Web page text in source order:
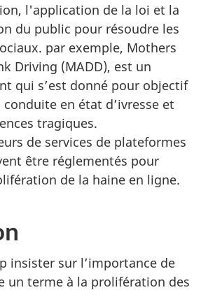
l'application de la loi et la
du public pour résoudre les
par exemple, Mothers
Driving (MADD), est un
qui s’est donné pour objectif
conduite en état d’ivresse et
tragiques.
de services de plateformes
être réglementés pour
de la haine en ligne.
insister sur l’importance de
un terme à la prolifération des